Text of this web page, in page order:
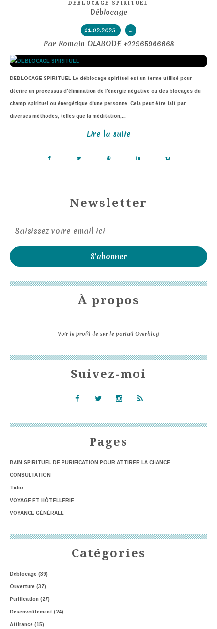
DEBLOCAGE SPIRITUEL
Déblocage
11.02.2025 …
Par Romain OLABODE +22965966668
DEBLOCAGE SPIRITUEL Le déblocage spirituel est un terme utilisé pour
décrire un processus d'élimination de l'énergie négative ou des blocages du
champ spirituel ou énergétique d'une personne. Cela peut être fait par
diverses méthodes, telles que la méditation,...
Lire la suite
Newsletter
Catégories
Déblocage (39)
Ouverture (37)
Purification (27)
Désenvoûtement (24)
Attirance (15)
Pages
BAIN SPIRITUEL DE PURIFICATION POUR ATTIRER LA CHANCE
CONSULTATION
Tidio
VOYAGE ET HÔTELLERIE
VOYANCE GÉNÉRALE
Suivez-moi
À propos
Voir le profil de sur le portail Overblog